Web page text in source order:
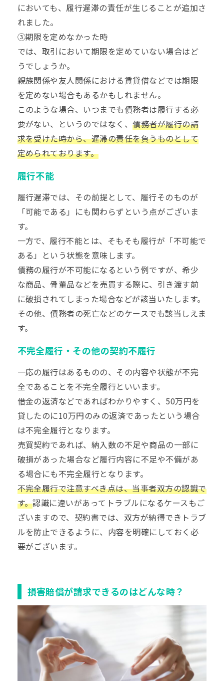
においても、履行遅滞の責任が生じることが追加さ
れました。
③期限を定めなかった時
では、取引において期限を定めていない場合はど
うでしょうか。
親族関係や友人関係における賃貸借などでは期限
を定めない場合もあるかもしれません。
このような場合、いつまでも債務者は履行する必
要がない、というのではなく、債務者が履行の請
求を受けた時から、遅滞の責任を負うものとして
定められております。
履行不能
履行遅滞では、その前提として、履行そのものが
「可能である」にも関わらずという点がございま
す。
一方で、履行不能とは、そもそも履行が「不可能で
ある」という状態を意味します。
債務の履行が不可能になるという例ですが、希少
な商品、骨董品などを売買する際に、引き渡す前
に破損されてしまった場合などが該当いたします。
その他、債務者の死亡などのケースでも該当しえま
す。
不完全履行・その他の契約不履行
一応の履行はあるものの、その内容や状態が不完
全であることを不完全履行といいます。
借金の返済などであればわかりやすく、50万円を
貸したのに10万円のみの返済であったという場合
は不完全履行となります。
売買契約であれば、納入数の不足や商品の一部に
破損があった場合など履行内容に不足や不備があ
る場合にも不完全履行となります。
不完全履行で注意すべき点は、当事者双方の認識で
す。認識に違いがあってトラブルになるケースもご
ざいますので、契約書では、双方が納得できトラブ
ルを防止できるように、内容を明確にしておく必
要がございます。
損害賠償が請求できるのはどんな時？